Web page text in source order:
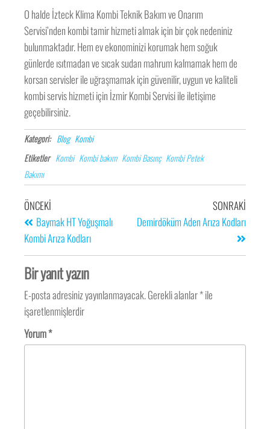
O halde İzteck Klima Kombi Teknik Bakım ve Onarım
Servisi’nden kombi tamir hizmeti almak için bir çok nedeniniz
bulunmaktadır. Hem ev ekonominizi korumak hem soğuk
günlerde ısıtmadan ve sıcak sudan mahrum kalmamak hem de
korsan servisler ile uğraşmamak için güvenilir, uygun ve kaliteli
kombi servis hizmeti için İzmir Kombi Servisi ile iletişime
geçebilirsiniz.
Kategori: Blog Kombi
Etiketler Kombi Kombi bakım Kombi Basınç Kombi Petek
Bakımı
ÖNCEKI
Baymak HT Yoğuşmalı
Kombi Arıza Kodları
SONRAKI
Demirdöküm Aden Arıza Kodları
Bir yanıt yazın
E-posta adresiniz yayınlanmayacak.Gerekli alanlar*ile
işaretlenmişlerdir
Yorum*